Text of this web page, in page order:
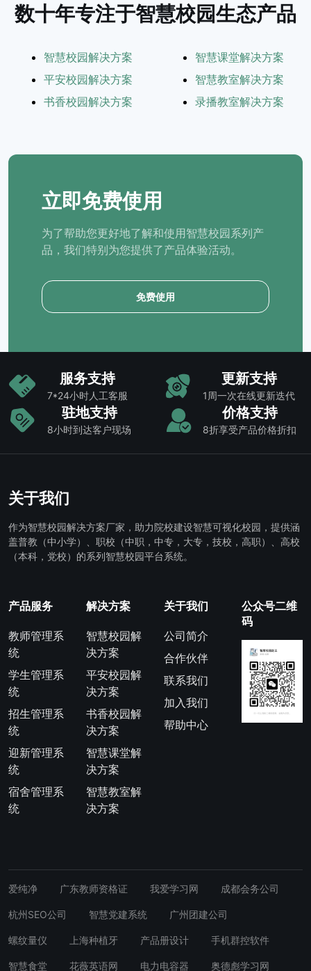
数十年专注于智慧校园生态产品
智慧校园解决方案
平安校园解决方案
书香校园解决方案
智慧课堂解决方案
智慧教室解决方案
录播教室解决方案
立即免费使用
为了帮助您更好地了解和使用智慧校园系列产
品，我们特别为您提供了产品体验活动。
免费使用
服务支持
7*24小时人工客服
更新支持
1周一次在线更新迭代
驻地支持
8小时到达客户现场
价格支持
8折享受产品价格折扣
关于我们
作为智慧校园解决方案厂家，助力院校建设智慧可视化校园，提供涵
盖普教（中小学）、职校（中职，中专，大专，技校，高职）、高校
（本科，党校）的系列智慧校园平台系统。
产品服务
教师管理系
统
学生管理系
统
招生管理系
统
迎新管理系
统
宿舍管理系
统
解决方案
智慧校园解
决方案
平安校园解
决方案
书香校园解
决方案
智慧课堂解
决方案
智慧教室解
决方案
关于我们
公司简介
合作伙伴
联系我们
加入我们
帮助中心
公众号二维
码
爱纯净 广东教师资格证 我爱学习网 成都会务公司
杭州SEO公司 智慧党建系统 广州团建公司
螺纹量仪 上海种植牙 产品册设计 手机群控软件
智慧食堂 花薇英语网 电力电容器 奥德彪学习网